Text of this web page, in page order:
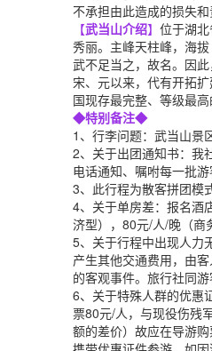
不承担由此造成的损失
【武当山介绍】 位于湖
秀丽。主峰天柱峰，海
武不足当之，故名。因
宋、元以来，代有开拓
国现存最完整、等级最
◆特别备注◆
1、行李问题：武当山景
2、关于出团通知书：我
电话通知、嘱咐每一批
3、此行程为散客拼团模
4、关于单房差：报名酒
济型），80元/人/晚（商
5、关于行程中出现人力
产生其他交通费用，由
的客观事件。旅行社同
6、关于特殊人群的优惠
票80元/人，与现役伤残
额的差价）故应在导游